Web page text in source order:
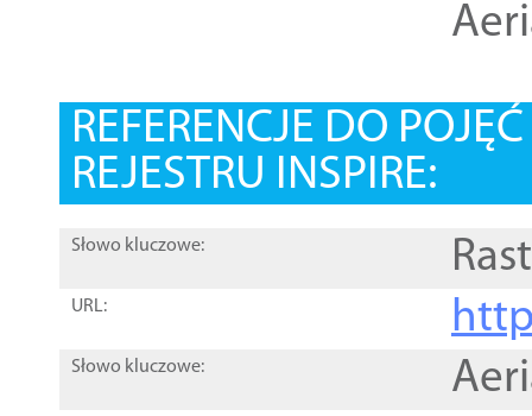
REFERENCJE DO
REJESTRU INSPIRE:
Słowo kluczowe:
URL:
Słowo kluczowe: